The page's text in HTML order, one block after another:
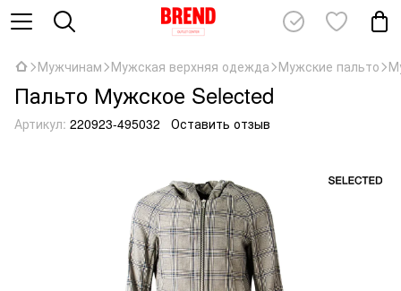
Мужчинам Мужская верхняя одежда Мужские пальто
Пальто Мужское Selected
Артикул: 220923-495032 Оставить отзыв